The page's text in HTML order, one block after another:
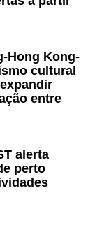
Hong Kong-
cultural
entre
alerta
perto